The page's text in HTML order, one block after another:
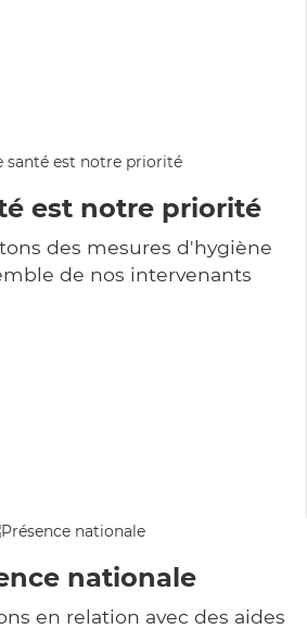
est notre priorité
des mesures d'hygiène
de nos intervenants
nationale
en relation avec des aides